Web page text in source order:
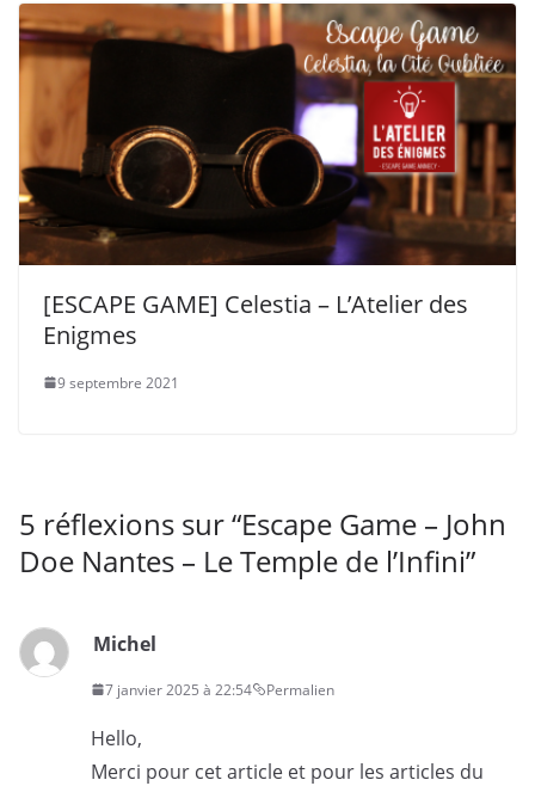
[ESCAPE GAME] Celestia – L’Atelier des
Enigmes
9 septembre 2021
5 réflexions sur “Escape Game – John
Doe Nantes – Le Temple de l’Infini”
Michel
7 janvier 2025 à 22:54 Permalien
Hello,
Merci pour cet article et pour les articles du